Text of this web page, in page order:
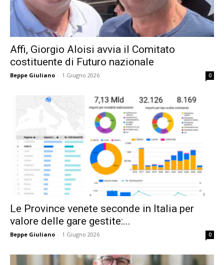
Affi, Giorgio Aloisi avvia il Comitato
costituente di Futuro nazionale
Beppe Giuliano - 1 Giugno 2026 0
Le Province venete seconde in Italia per
valore delle gare gestite:...
Beppe Giuliano - 1 Giugno 2026 0